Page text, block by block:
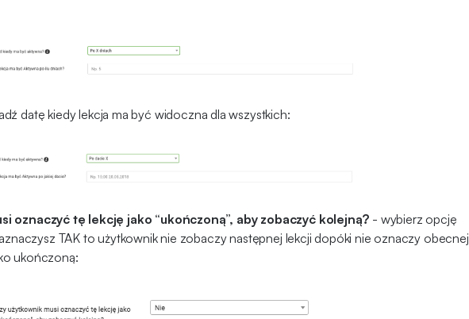
datę kiedy lekcja ma być widoczna dla wszystkich:
oznaczyć tę lekcję jako “ukończoną”, aby zobaczyć kolejną? - wybierz opcję
TAK to użytkownik nie zobaczy następnej lekcji dopóki nie oznaczy obecnej
ukończoną: